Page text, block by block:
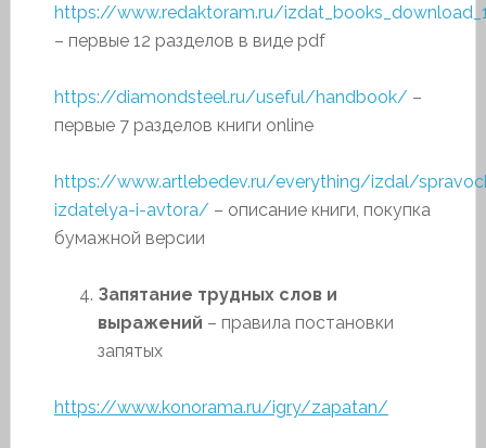
https://www.redaktoram.ru/
– первые 12 разделов в виде pdf
https://diamondsteel.ru/useful/handbook/ –
первые 7 разделов книги online
https://www.artlebedev.ru/everything/izdal/
izdatelya-i-avtora/ – описание книги, покупка
бумажной версии
Запятание трудных слов и
выражений – правила постановки
запятых
https://www.konorama.ru/igry/zapatan/